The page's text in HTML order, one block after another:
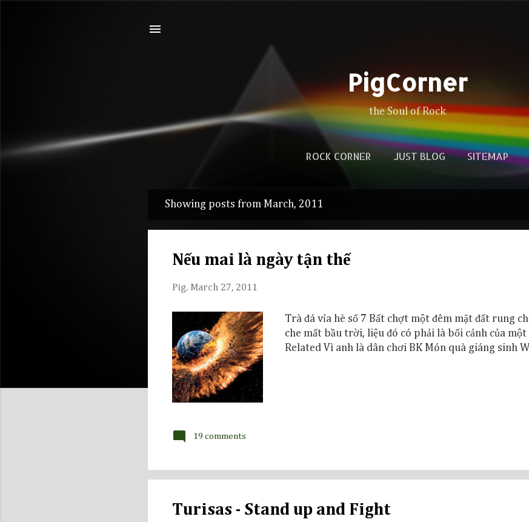
PigCorner
the Soul of Rock
ROCK CORNER JUST BLOG SITEMAP
o
Showing posts from March, 2011
Nếu mai là ngày tận thế
Pig. March 27, 2011
Trà đá vỉa hè số 7 Bất chợt một đêm mặt đất rung
che mất bầu trời, liệu đó có phải là bối cảnh của
Related Vì anh là dân chơi BK Món quà giáng sinh
19 comments
Turisas - Stand up and Fight